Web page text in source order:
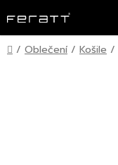
na
obsah
Domů
/ Oblečení / Košile /